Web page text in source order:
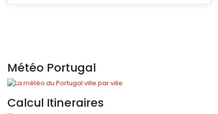
Météo Portugal
Calcul Itineraires